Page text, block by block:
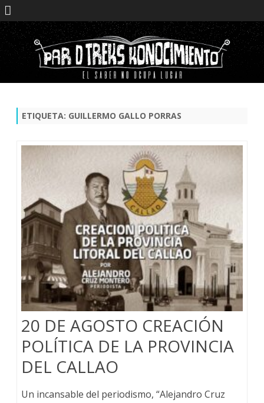
Saltar
ETIQUETA: GUILLERMO GALLO PORRAS
20 DE AGOSTO CREACIÓN
POLÍTICA DE LA PROVINCIA
DEL CALLAO
Un incansable del periodismo, “Alejandro Cruz